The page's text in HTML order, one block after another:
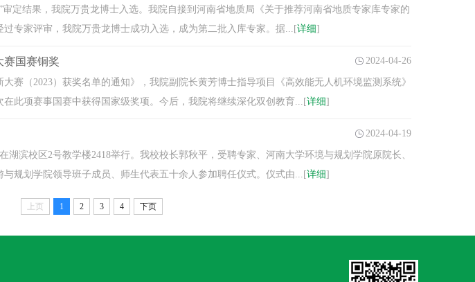
定结果，我院万贵龙博士入选。我院自接到河南省地质局《关于推荐河南省地质专家库专家的
专家评审，我院万贵龙博士成功入选，成为第二批入库专家。据...[详细]
赛国赛铜奖 2024-04-26
赛（2023）获奖名单的通知》，我院副院长黄芳博士指导项目《高效能无人机环境监测系统》
此项赛事国赛中获得国家级奖项。今后，我院将继续深化双创教育...[详细]
2024-04-19
湖滨校区2号教学楼2418举行。我校校长郭秋平，受聘专家、河南大学环境与规划学院原院长、
规划学院领导班子成员、师生代表五十余人参加聘任仪式。仪式由...[详细]
上页 1 2 3 4 下页